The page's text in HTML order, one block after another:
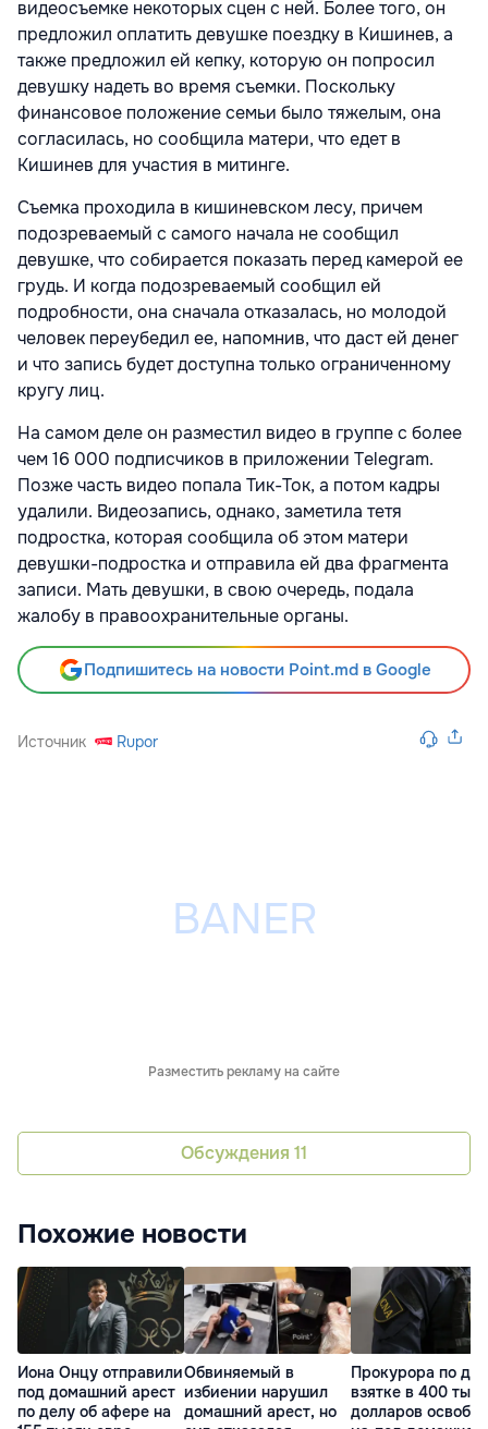
видеосъемке некоторых сцен с ней. Более того, он
предложил оплатить девушке поездку в Кишинев, а
также предложил ей кепку, которую он попросил
девушку надеть во время съемки. Поскольку
финансовое положение семьи было тяжелым, она
согласилась, но сообщила матери, что едет в
Кишинев для участия в митинге.
Съемка проходила в кишиневском лесу, причем
подозреваемый с самого начала не сообщил
девушке, что собирается показать перед камерой ее
грудь. И когда подозреваемый сообщил ей
подробности, она сначала отказалась, но молодой
человек переубедил ее, напомнив, что даст ей денег
и что запись будет доступна только ограниченному
кругу лиц.
На самом деле он разместил видео в группе с более
чем 16 000 подписчиков в приложении Telegram.
Позже часть видео попала Тик-Ток, а потом кадры
удалили. Видеозапись, однако, заметила тетя
подростка, которая сообщила об этом матери
девушки-подростка и отправила ей два фрагмента
записи. Мать девушки, в свою очередь, подала
жалобу в правоохранительные органы.
Подпишитесь на новости Point.md в Google
Источник Rupor
Разместить рекламу на сайте
Обсуждения 11
Похожие новости
Иона Онцу отправили
под домашний арест
по делу об афере на
Обвиняемый в
избиении нарушил
домашний арест, но
Прокурора по
взятке в 400
долларов